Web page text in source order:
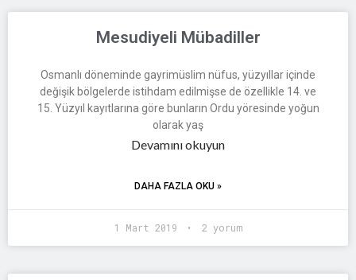
Mesudiyeli Mübadiller
Osmanlı döneminde gayrimüslim nüfus, yüzyıllar içinde
değişik bölgelerde istihdam edilmişse de özellikle 14. ve
15. Yüzyıl kayıtlarına göre bunların Ordu yöresinde yoğun
olarak yaş
Devamını okuyun
DAHA FAZLA OKU »
1 Mart 2019 2 yorum